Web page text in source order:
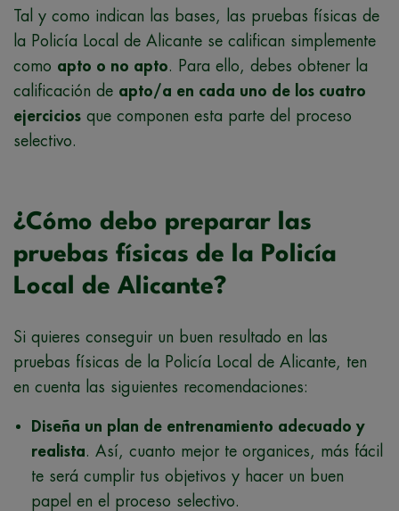
Tal y como indican las bases, las pruebas físicas de
la Policía Local de Alicante se califican simplemente
como apto o no apto. Para ello, debes obtener la
calificación de apto/a en cada uno de los cuatro
ejercicios que componen esta parte del proceso
selectivo.
¿Cómo debo preparar las
pruebas físicas de la Policía
Local de Alicante?
Si quieres conseguir un buen resultado en las
pruebas físicas de la Policía Local de Alicante, ten
en cuenta las siguientes recomendaciones:
Diseña un plan de entrenamiento adecuado y
realista. Así, cuanto mejor te organices, más fácil
te será cumplir tus objetivos y hacer un buen
papel en el proceso selectivo.